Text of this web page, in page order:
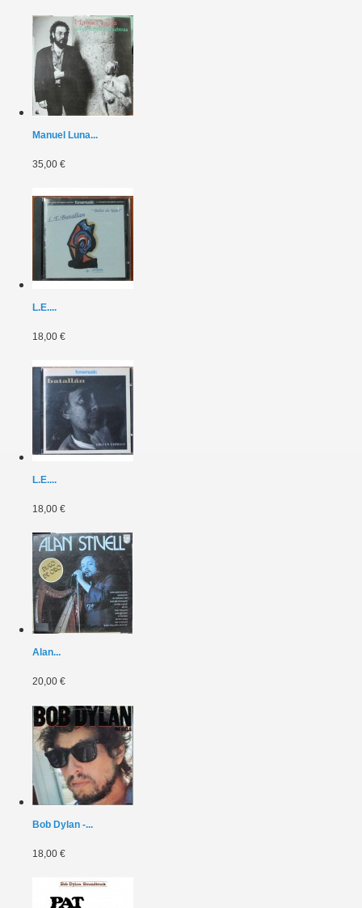
Manuel Luna...
35,00 €
L.E....
18,00 €
L.E....
18,00 €
Alan...
20,00 €
Bob Dylan -...
18,00 €